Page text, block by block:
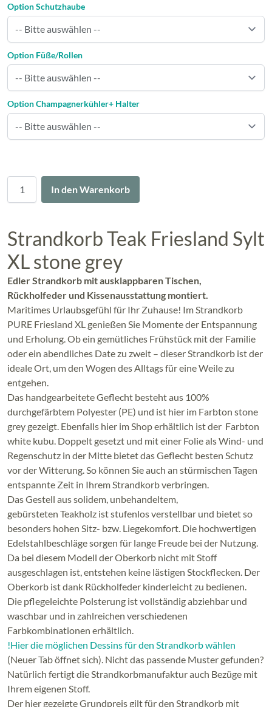
In den Warenkorb
Option Schutzhaube
Option Füße/Rollen
Option Champagnerkühler+ Halter
Strandkorb Teak Friesland Sylt
XL stone grey
Edler Strandkorb mit ausklappbaren Tischen,
Rückholfeder und Kissenausstattung montiert.
Maritimes Urlaubsgefühl für Ihr Zuhause! Im Strandkorb
PURE Friesland XL genießen Sie Momente der Entspannung
und Erholung. Ob ein gemütliches Frühstück mit der Familie
oder ein abendliches Date zu zweit – dieser Strandkorb ist der
ideale Ort, um den Wogen des Alltags für eine Weile zu
entgehen.
Das handgearbeitete Geflecht besteht aus 100%
durchgefärbtem Polyester (PE) und ist hier im Farbton stone
grey gezeigt. Ebenfalls hier im Shop erhältlich ist der Farbton
white kubu. Doppelt gesetzt und mit einer Folie als Wind- und
Regenschutz in der Mitte bietet das Geflecht besten Schutz
vor der Witterung. So können Sie auch an stürmischen Tagen
entspannte Zeit in Ihrem Strandkorb verbringen.
Das Gestell aus solidem, unbehandeltem,
gebürsteten Teakholz ist stufenlos verstellbar und bietet so
besonders hohen Sitz- bzw. Liegekomfort. Die hochwertigen
Edelstahlbeschläge sorgen für lange Freude bei der Nutzung.
Da bei diesem Modell der Oberkorb nicht mit Stoff
ausgeschlagen ist, entstehen keine lästigen Stockflecken. Der
Oberkorb ist dank Rückholfeder kinderleicht zu bedienen.
Die pflegeleichte Polsterung ist vollständig abziehbar und
waschbar und in zahlreichen verschiedenen
Farbkombinationen erhältlich.
Hier die möglichen Dessins für den Strandkorb wählen!
(Neuer Tab öffnet sich). Nicht das passende Muster gefunden?
Natürlich fertigt die Strandkorbmanufaktur auch Bezüge mit
Ihrem eigenen Stoff.
Der hier gezeigte Grundpreis gilt für den Strandkorb mit